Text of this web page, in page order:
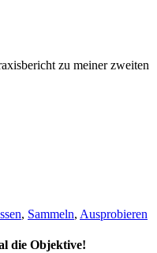
zu meiner zweiten
, Sammeln, Ausprobieren
die Objektive!